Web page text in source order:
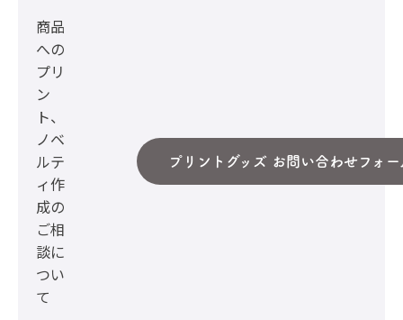
商品
への
プリ
ン
ト、
ノベ
ルテ
ィ作
成の
ご相
談に
つい
て
プリントグッズ お問い合わせフォー